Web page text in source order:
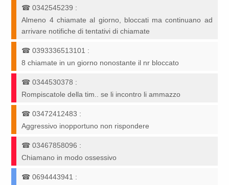
☎0342545239 :
Almeno 4 chiamate al giorno, bloccati ma continuano ad
arrivare notifiche di tentativi di chiamate
☎0393336513101 :
8 chiamate in un giorno nonostante il nr bloccato
☎0344530378 :
Rompiscatole della tim.. se li incontro li ammazzo
☎03472412483 :
Aggressivo inopportuno non rispondere
☎03467858096 :
Chiamano in modo ossessivo
☎0694443941 :